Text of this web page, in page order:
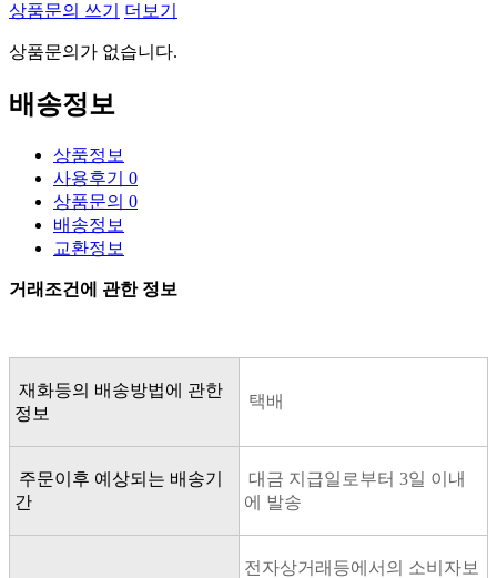
상품문의 쓰기 더보기
상품문의가 없습니다.
배송정보
상품정보
사용후기 0
상품문의 0
배송정보
교환정보
거래조건에 관한 정보
재화등의 배송방법에 관한
정보
택배
주문이후 예상되는 배송기
간
대금 지급일로부터 3일 이내
에 발송
전자상거래등에서의 소비자보